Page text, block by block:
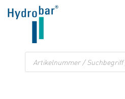
Zum
Inhalt
Products
search